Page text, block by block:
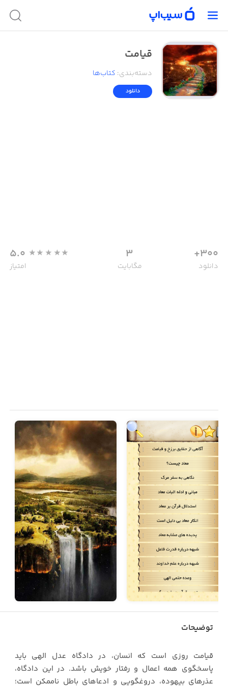
قیامت
دسته‌بندی: کتاب‌ها
دانلود
300+
دانلود
3
مگابایت
5.0
امتیاز
توضیحات
قیامت روزی است که انسان، در دادگاه عدل الهی باید
پاسخگوی همه اعمال و رفتار خویش باشد. در این دادگاه،
عذرهای بیهوده، دروغگویی و ادعاهای باطل ناممکن است؛